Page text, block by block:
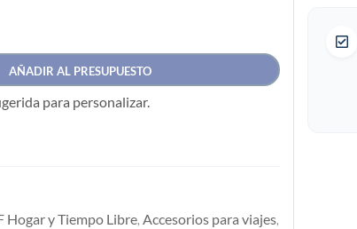
AÑADIR AL PRESUPUESTO
para personalizar.
Hogar y Tiempo Libre, Accesorios para viajes,